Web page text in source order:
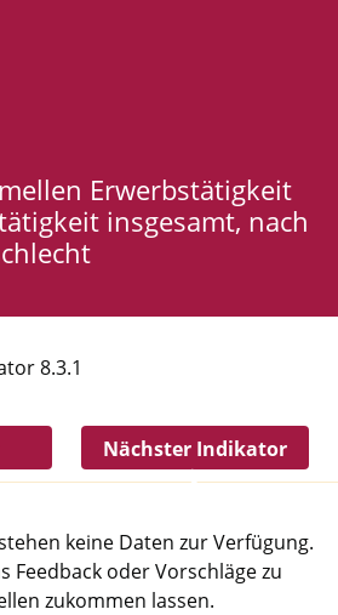
Erwerbstätigkeit
insgesamt, nach
8.3.1
Nächster Indikator
keine Daten zur Verfügung.
Feedback oder Vorschläge zu
zukommen lassen.